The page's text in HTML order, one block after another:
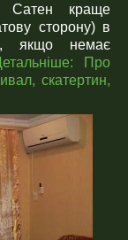
Сатен краще
сторону) в
якщо немає
Про
скатертин,